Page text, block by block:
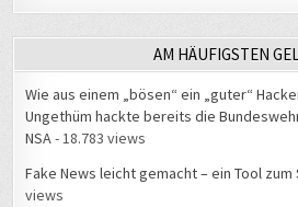
AM HÄUFIGSTEN
Wie aus einem „bösen“ ein „guter“
Ungethüm hackte bereits die
NSA- 18.783 views
Fake News leicht gemacht – ein Tool
views